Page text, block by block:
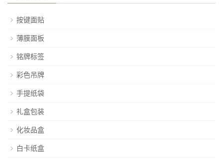
按键面贴
薄膜面板
铭牌标签
彩色吊牌
手提纸袋
礼盒包装
化妆品盒
白卡纸盒